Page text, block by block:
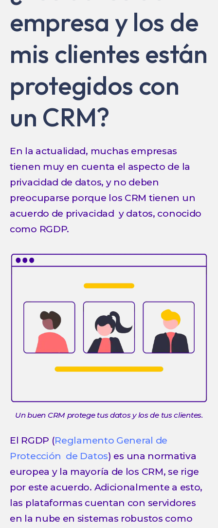
empresa y los de
mis clientes están
protegidos con
un CRM?
En la actualidad, muchas empresas
tienen muy en cuenta el aspecto de la
privacidad de datos, y no deben
preocuparse porque los CRM tienen un
acuerdo de privacidad y datos, conocido
como RGDP.
Un buen CRM protege tus datos y los de tus clientes.
El RGDP (Reglamento General de
Protección de Datos) es una normativa
europea y la mayoría de los CRM, se rige
por este acuerdo. Adicionalmente a esto,
las plataformas cuentan con servidores
en la nube en sistemas robustos como